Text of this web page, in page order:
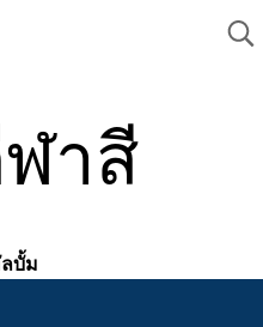
าสี
บั้ม